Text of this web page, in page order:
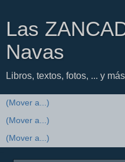
Las
Navas
Libros, textos, fotos, ... y